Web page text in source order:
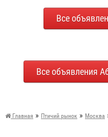
Все
Все объявления
Главная » Птичий рынок » Москва